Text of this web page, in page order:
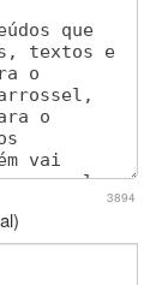
3894